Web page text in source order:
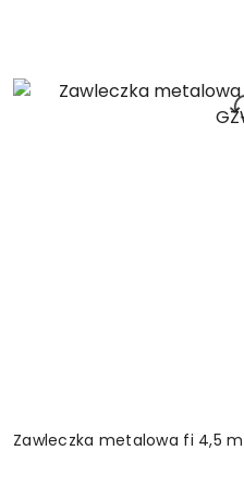
Zawleczka metalowa fi 4,5